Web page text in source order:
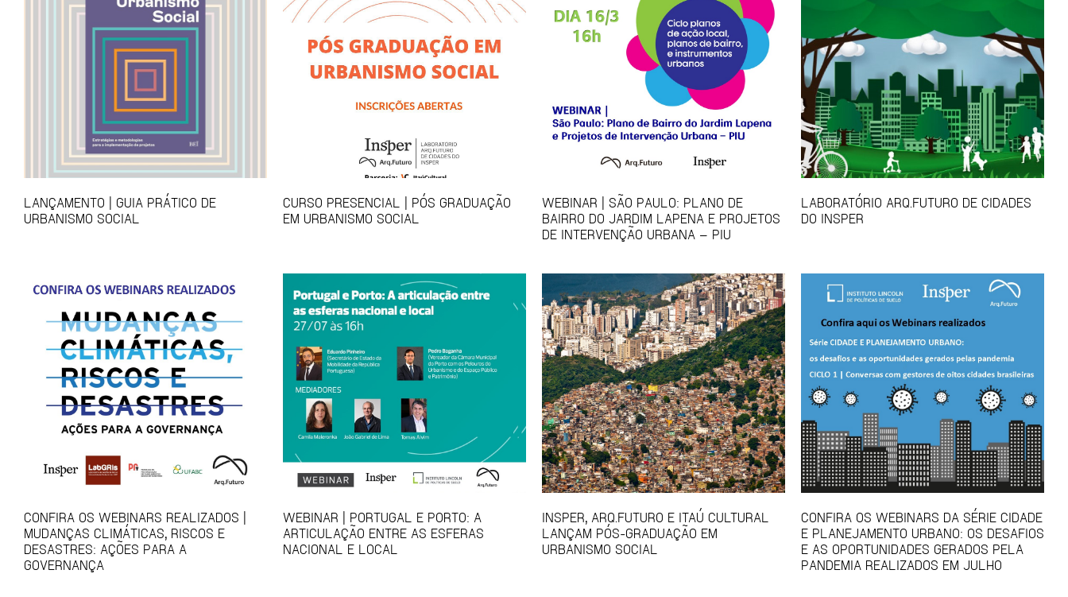
LANÇAMENTO | GUIA PRÁTICO DE
URBANISMO SOCIAL
CURSO PRESENCIAL | PÓS GRADUAÇÃO
EM URBANISMO SOCIAL
WEBINAR | SÃO PAULO: PLANO DE
BAIRRO DO JARDIM LAPENA E PROJETOS
DE INTERVENÇÃO URBANA – PIU
LABORATÓRIO ARQ.FUTURO DE CIDADES
DO INSPER
CONFIRA OS WEBINARS REALIZADOS |
MUDANÇAS CLIMÁTICAS, RISCOS E
DESASTRES: AÇÕES PARA A
GOVERNANÇA
WEBINAR | PORTUGAL E PORTO: A
ARTICULAÇÃO ENTRE AS ESFERAS
NACIONAL E LOCAL
INSPER, ARQ.FUTURO E ITAÚ CULTURAL
LANÇAM PÓS-GRADUAÇÃO EM
URBANISMO SOCIAL
CONFIRA OS WEBINARS DA SÉRIE CIDADE
E PLANEJAMENTO URBANO: OS DESAFIOS
E AS OPORTUNIDADES GERADOS PELA
PANDEMIA REALIZADOS EM JULHO